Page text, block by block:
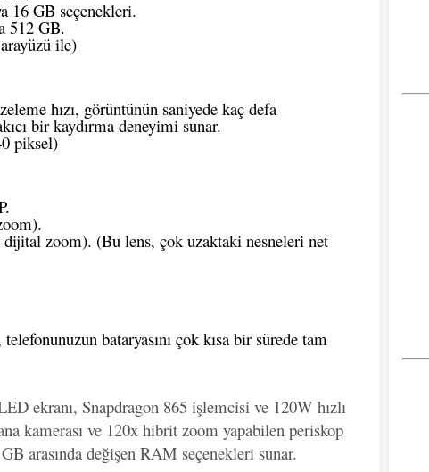
16 GB seçenekleri.
512 GB.
ile)
hızı, görüntünün saniyede kaç defa
bir kaydırma deneyimi sunar.
piksel)
zoom). (Bu lens, çok uzaktaki nesneleri net
bataryasını çok kısa bir sürede tam
ekranı, Snapdragon 865 işlemcisi ve 120W hızlı
kamerası ve 120x hibrit zoom yapabilen periskop
arasında değişen RAM seçenekleri sunar.